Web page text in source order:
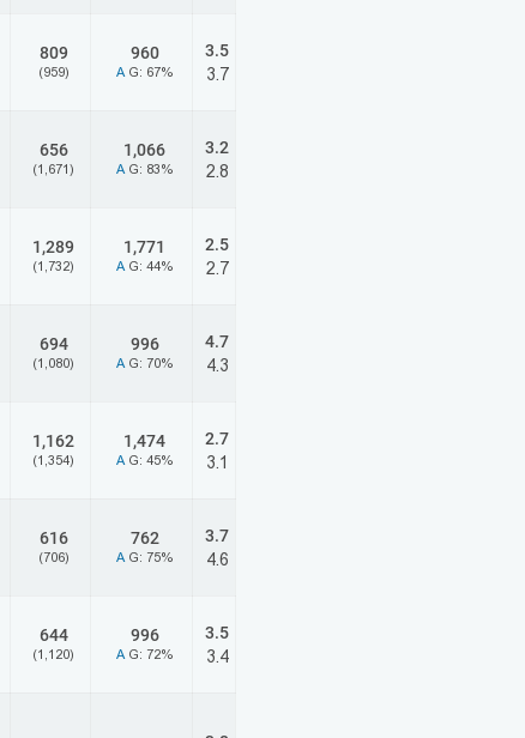
809
(959)
960
A G: 67%
3.5
3.7
656
(1,671)
1,066
A G: 83%
3.2
2.8
1,289
(1,732)
1,771
A G: 44%
2.5
2.7
694
(1,080)
996
A G: 70%
4.7
4.3
1,162
(1,354)
1,474
A G: 45%
2.7
3.1
616
(706)
762
A G: 75%
3.7
4.6
644
(1,120)
996
A G: 72%
3.5
3.4